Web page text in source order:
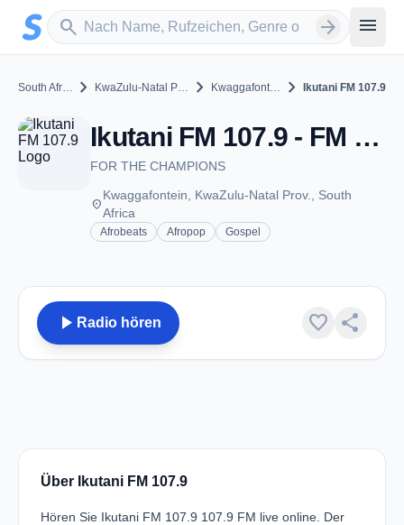
Zum Hauptinhalt springen
search
Sender suchen arrow_forward menu
South Africa chevron_right KwaZulu-Natal Prov. chevron_right Kwaggafontein chevron_right Ikutani FM 107.9
Ikutani FM 107.9 - FM 107.9 - Kwaggafontein
FOR THE CHAMPIONS
place
Kwaggafontein, KwaZulu-Natal Prov., South
Africa
Afrobeats Afropop Gospel
play_arrow Radio hören favorite share
Über Ikutani FM 107.9
Hören Sie Ikutani FM 107.9 107.9 FM live online. Der